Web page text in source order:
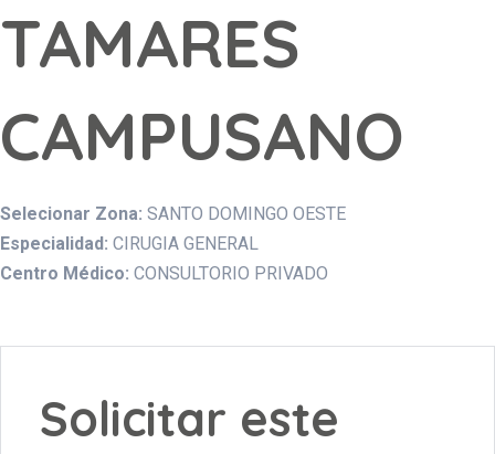
TAMARES
CAMPUSANO
Selecionar Zona: SANTO DOMINGO OESTE
Especialidad: CIRUGIA GENERAL
Centro Médico: CONSULTORIO PRIVADO
Solicitar este